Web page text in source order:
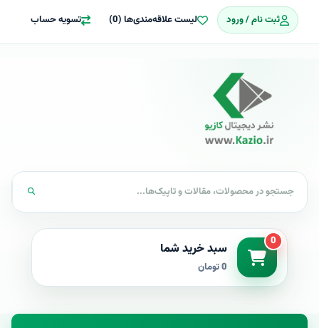
ثبت نام / ورود لیست علاقه‌مندی‌ها (0) تسویه حساب
0 سبد خرید شما
0 تومان